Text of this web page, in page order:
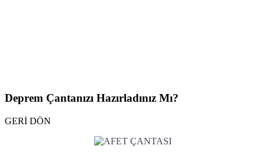
Deprem Çantanızı Hazırladınız Mı?
GERİ DÖN